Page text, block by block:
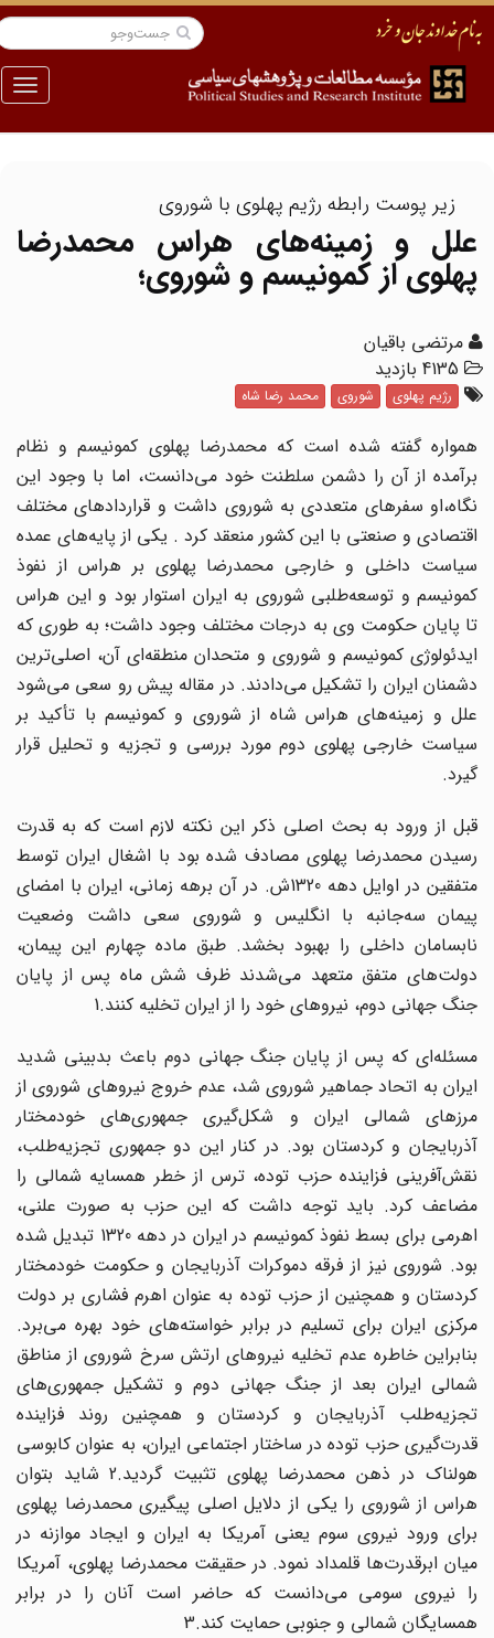
منو
زیر پوست رابطه رژیم پهلوی با شوروی
علل و زمینه‌های هراس محمدرضا
پهلوی از کمونیسم و شوروی؛
مرتضی باقیان
4135 بازدید
رژیم پهلوی شوروی محمد رضا شاه
همواره گفته شده است که محمدرضا پهلوی کمونیسم و نظام
برآمده از آن را دشمن سلطنت خود می‌دانست، اما با وجود این
نگاه،او سفرهای متعددی به شوروی داشت و قراردادهای مختلف
اقتصادی و صنعتی با این کشور منعقد کرد . یکی از پایه‌های عمده
سیاست داخلی و خارجی محمدرضا پهلوی بر هراس از نفوذ
کمونیسم و توسعه‌طلبی شوروی به ایران استوار بود و این هراس
تا پایان حکومت وی به درجات مختلف وجود داشت؛ به طوری که
ایدئولوژی کمونیسم و شوروی و متحدان منطقه‌ای آن، اصلی‌ترین
دشمنان ایران را تشکیل می‌دادند. در مقاله پیش رو سعی می‌شود
علل و زمینه‌های هراس شاه از شوروی و کمونیسم با تأکید بر
سیاست خارجی پهلوی دوم مورد بررسی و تجزیه و تحلیل قرار
گیرد.
قبل از ورود به بحث اصلی ذکر این نکته لازم است که به قدرت
رسیدن محمدرضا پهلوی مصادف شده بود با اشغال ایران توسط
متفقین در اوایل دهه 1320ش. در آن برهه زمانی، ایران با امضای
پیمان سه‌‌جانبه با انگلیس و شوروی سعی داشت وضعیت
نابسامان داخلی را بهبود بخشد. طبق ماده چهارم این پیمان،
دولت‌های متفق متعهد می‌شدند ظرف شش ماه پس از پایان
جنگ جهانی دوم، نیروهای خود را از ایران تخلیه کنند.1
‌مسئله‌ای که پس از پایان جنگ جهانی دوم باعث بدبینی شدید
ایران به اتحاد جماهیر شوروی شد، عدم خروج نیروهای شوروی از
مرزهای شمالی ایران و شکل‌گیری جمهوری‌های خودمختار
آذربایجان و کردستان بود. در کنار این دو جمهوری تجزیه‌طلب،
نقش‌آفرینی فزاینده حزب توده، ترس از خطر همسایه شمالی را
مضاعف کرد. باید توجه داشت که این حزب به ‌صورت علنی،
اهرمی برای بسط نفوذ کمونیسم در ایران در دهه 1320 تبدیل شده
بود. شوروی نیز از فرقه دموکرات آذربایجان و حکومت خودمختار
کردستان و همچنین از حزب توده به عنوان اهرم فشاری بر دولت
مرکزی ایران برای تسلیم در برابر خواسته‌های خود بهره می‌برد.
بنابراین خاطره عدم تخلیه نیروهای ارتش سرخ شوروی از مناطق
شمالی ایران بعد از جنگ جهانی دوم و تشکیل جمهوری‌های
تجزیه‌طلب آذربایجان و کردستان و همچنین روند فزاینده
قدرت‌گیری حزب توده در ساختار اجتماعی ایران، به عنوان کابوسی
هولناک در ذهن محمدرضا پهلوی تثبیت گردید.2 شاید بتوان
هراس از شوروی را یکی از دلایل اصلی پیگیری محمدرضا پهلوی
برای ورود نیروی سوم یعنی آمریکا به ایران و ایجاد موازنه در
میان ابرقدرت‌ها قلمداد نمود. در حقیقت محمدرضا پهلوی، آمریکا
را نیروی سومی می‌دانست که حاضر است آنان را در برابر
همسایگان شمالی و جنوبی حمایت کند.3